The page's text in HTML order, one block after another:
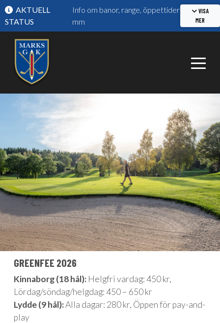
AKTUELL
STATUS
Info om banor, range, öppettider
mm
VISA
MER
GREENFEE 2026
Kinnaborg (18 hål): Helgfri vardag: 450 kr,
Lördag/söndag/helgdag: 450 – 650 kr
Lydde (9 hål):Alla dagar: 280 kr, Öppen för pay-and-
play